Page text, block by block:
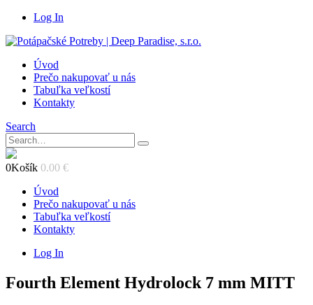
Log In
Úvod
Prečo nakupovať u nás
Tabuľka veľkostí
Kontakty
Search
0Košík 0.00 €
Úvod
Prečo nakupovať u nás
Tabuľka veľkostí
Kontakty
Log In
Fourth Element Hydrolock 7 mm MITT